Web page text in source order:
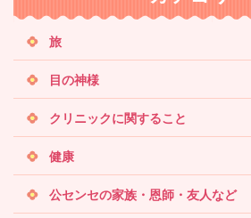
索
旅
目の神様
クリニックに関すること
健康
公センセの家族・恩師・友人など